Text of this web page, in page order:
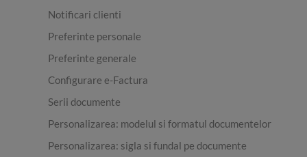
Notificari clienti
Preferinte personale
Preferinte generale
Configurare e-Factura
Serii documente
Personalizarea: modelul si formatul documentelor
Personalizarea: sigla si fundal pe documente